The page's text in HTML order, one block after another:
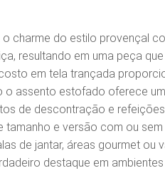
charme do estilo provençal
resultando em uma peça
em tela trançada
o assento estofado oferece
de descontração e refeições
tamanho e versão com ou
de jantar, áreas gourmet ou
destaque em